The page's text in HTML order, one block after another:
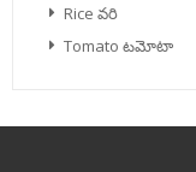
Rice వరి
Tomato టమోటా